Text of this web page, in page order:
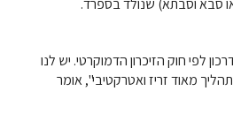
לפי חוק הזיכרון הדמוקרטי. יש לנו
מאוד זריז ואטרקטיבי", אומר